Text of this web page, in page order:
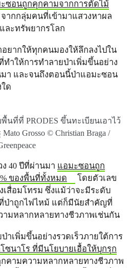
ซอนถูกคุกคามจากการตัดไม้
จากกลุ่มคนที่เข้ามาแสวงหาผล
ละทรัพยากรโลก
อยากให้ทุกคนมองให้ลึกลงไปใน
ทำให้การทำลายป่าเพิ่มขึ้นอย่าง
มา และจนถึงตอนนี้ป่าแอมะซอน
ด
ที่ที่ PRODES ขึ้นทะเบียนเอาไว้
Grosso © Christian Braga /
40 ปีที่ผ่านมา แอมะซอนถูก
ของพื้นที่ทั้งหมด
โดยตัวเลข
สื่อมโทรม ซึ่งแม้ว่าจะมีระดับ
ป่าถูกไฟไหม้ แต่ก็มีนัยสำคัญที่
ามหลากหลายทางชีวภาพเช่นกัน
าเพิ่มขึ้นอย่างรวดเร็วภายใต้การ
ซนาโร ที่มีนโยบายเอื้อให้บุกรุก
คามความหลากหลายทางชีวภาพ